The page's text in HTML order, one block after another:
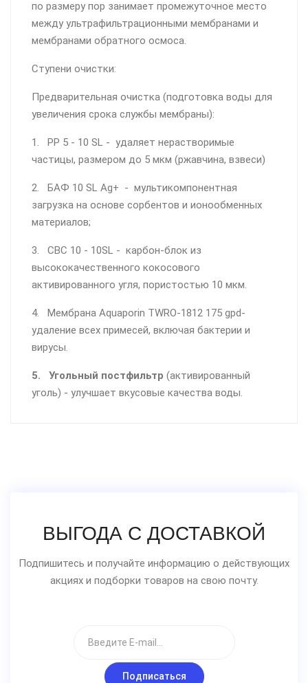
по размеру пор занимает промежуточное место
между ультрафильтрационными мембранами и
мембранами обратного осмоса.
Ступени очистки:
Предварительная очистка (подготовка воды для
увеличения срока службы мембраны):
1. РР 5 - 10 SL - удаляет нерастворимые
частицы, размером до 5 мкм (ржавчина, взвеси)
2. БАФ 10 SL Ag+ - мультикомпонентная
загрузка на основе сорбентов и ионообменных
материалов;
3. CВC 10 - 10SL - карбон-блок из
высококачественного кокосового
активированного угля, пористостью 10 мкм.
4. Мембрана Aquaporin TWRO-1812 175 gpd-
удаление всех примесей, включая бактерии и
вирусы.
5. Угольный постфильтр (активированный
уголь) - улучшает вкусовые качества воды.
ВЫГОДА С ДОСТАВКОЙ
Подпишитесь и получайте информацию о действующих
акциях и подборки товаров на свою почту.
Подписаться